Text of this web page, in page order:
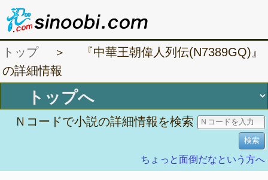
トップ＞ 『中華王朝偉人列伝(N7389GQ)』
の詳細情報
Ｎコードで小説の詳細情報を検索
ちょっと面倒だなという方へ